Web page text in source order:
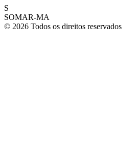
S
SOMAR-MA
© 2026 Todos os direitos reservados